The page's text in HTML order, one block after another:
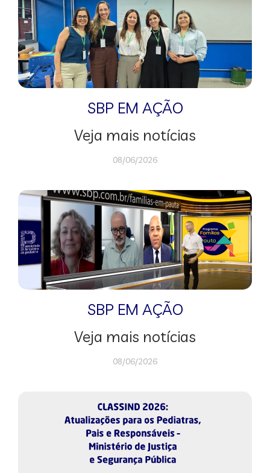
SBP EM AÇÃO
Veja mais notícias
08/06/2026
SBP EM AÇÃO
Veja mais notícias
08/06/2026